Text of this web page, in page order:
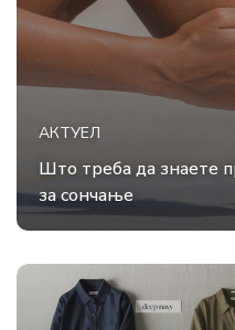
АКТУЕЛ
Што треба да знаете
за сончање